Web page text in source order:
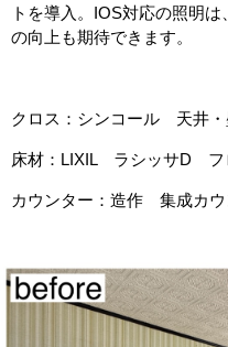
トを導入。IOS対応の照明
の向上も期待できます。
クロス：シンコール 天井・
床材：LIXIL ラシッサD
カウンター：造作 集成カ